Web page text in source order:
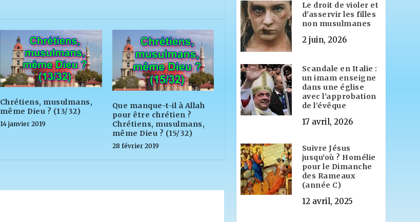
Chrétiens, musulmans,
même Dieu ? (13/32)
14 janvier 2019
Que manque-t-il à Allah
pour être chrétien ?
Chrétiens, musulmans,
même Dieu ? (15/32)
28 février 2019
Le droit de violer et
d'asservir les filles
non musulmanes
2 juin, 2026
Scandale en Italie :
un imam enseigne
dans une église
avec l’approbation
de l’évêque
17 avril, 2026
Suivre Jésus
jusqu'où ? Homélie
pour le Dimanche
des Rameaux
(année C)
12 avril, 2025